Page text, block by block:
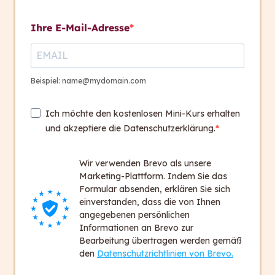
Weiterlesen
Lesekompetenzen in
Österreich
OECD-Studie
Die Sprachstufen nach
dem GERS
Kompetenzstufen A1 und
Kontakt
+ 43 316 393 449
Headquarter
Heinrichstraße 145
Newsletter
Bleiben Sie auf dem Laufenden!
Zum Newsletter anmelden
Ihre E-Mail-Adresse
Beispiel: name@mydomain.com
Ich möchte den kostenlosen Mini-Kurs erhalten
und akzeptiere die Datenschutzerklärung.
Wir verwenden Brevo als unsere
Marketing-Plattform. Indem Sie das
Formular absenden, erklären Sie sich
einverstanden, dass die von Ihnen
angegebenen persönlichen
Informationen an Brevo zur
Bearbeitung übertragen werden gemäß
den Datenschutzrichtlinien von Brevo.